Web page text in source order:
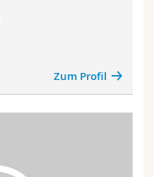
Zum Profil